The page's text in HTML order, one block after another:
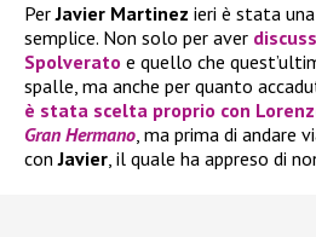
PerJavier Martinez ieri è stata
semplice. Non solo per aver
Spolverato e quello che
spalle, ma anche per quanto
è stata scelta proprio con
Gran Hermano, ma prima di andare
conJavier, il quale ha appreso di